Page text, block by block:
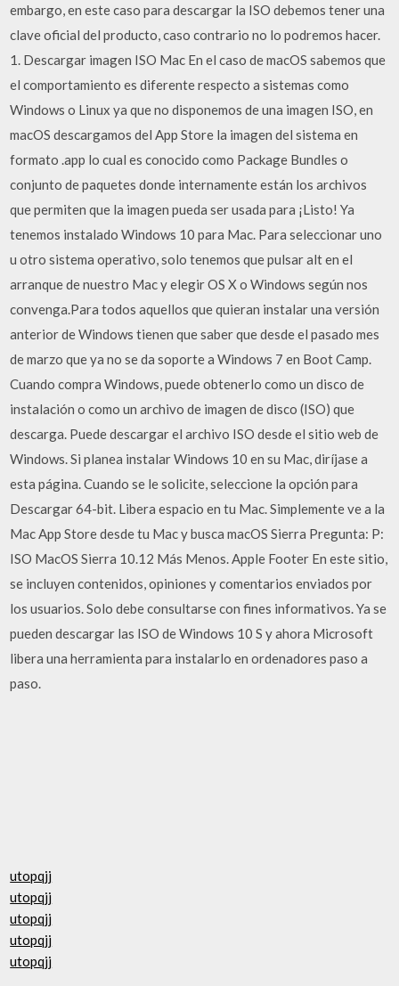
embargo, en este caso para descargar la ISO debemos tener una
clave oficial del producto, caso contrario no lo podremos hacer.
1. Descargar imagen ISO Mac En el caso de macOS sabemos que
el comportamiento es diferente respecto a sistemas como
Windows o Linux ya que no disponemos de una imagen ISO, en
macOS descargamos del App Store la imagen del sistema en
formato .app lo cual es conocido como Package Bundles o
conjunto de paquetes donde internamente están los archivos
que permiten que la imagen pueda ser usada para ¡Listo! Ya
tenemos instalado Windows 10 para Mac. Para seleccionar uno
u otro sistema operativo, solo tenemos que pulsar alt en el
arranque de nuestro Mac y elegir OS X o Windows según nos
convenga.Para todos aquellos que quieran instalar una versión
anterior de Windows tienen que saber que desde el pasado mes
de marzo que ya no se da soporte a Windows 7 en Boot Camp.
Cuando compra Windows, puede obtenerlo como un disco de
instalación o como un archivo de imagen de disco (ISO) que
descarga. Puede descargar el archivo ISO desde el sitio web de
Windows. Si planea instalar Windows 10 en su Mac, diríjase a
esta página. Cuando se le solicite, seleccione la opción para
Descargar 64-bit. Libera espacio en tu Mac. Simplemente ve a la
Mac App Store desde tu Mac y busca macOS Sierra Pregunta: P:
ISO MacOS Sierra 10.12 Más Menos. Apple Footer En este sitio,
se incluyen contenidos, opiniones y comentarios enviados por
los usuarios. Solo debe consultarse con fines informativos. Ya se
pueden descargar las ISO de Windows 10 S y ahora Microsoft
libera una herramienta para instalarlo en ordenadores paso a
paso.
utopqjj
utopqjj
utopqjj
utopqjj
utopqjj